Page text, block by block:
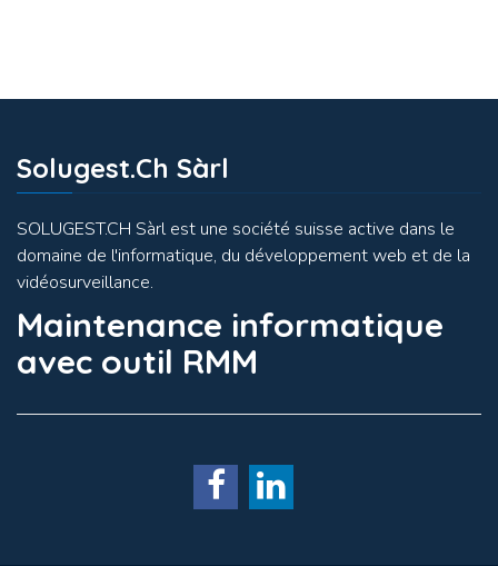
Solugest.ch Sàrl
SOLUGEST.CH Sàrl est une société suisse active dans le
domaine de l'informatique, du développement web et de la
vidéosurveillance.
Maintenance informatique
avec outil RMM